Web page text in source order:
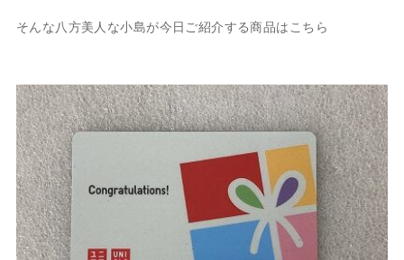
そんな八方美人な小島が今日ご紹介する商品はこちら